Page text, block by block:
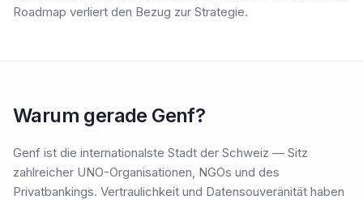
Roadmap verliert den Bezug zur Strategie.
Warum gerade Genf?
Genf ist die internationalste Stadt der Schweiz — Sitz
zahlreicher UNO-Organisationen, NGOs und des
Privatbankings. Vertraulichkeit und Datensouveränität haben